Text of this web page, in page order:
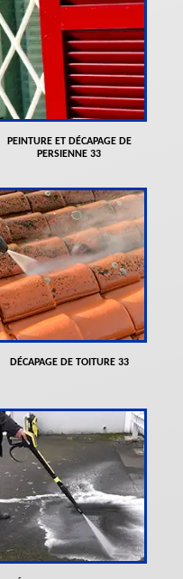
PEINTURE ET DÉCAPAGE DE
PERSIENNE 33
DÉCAPAGE DE TOITURE 33